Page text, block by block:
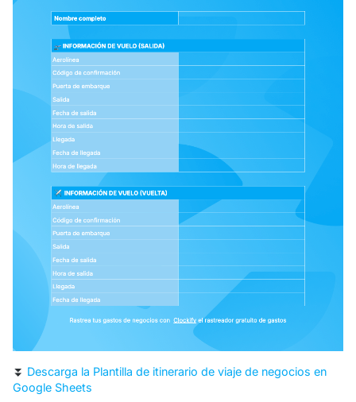
⏬ Descarga la Plantilla de itinerario de viaje de negocios en
Google Sheets